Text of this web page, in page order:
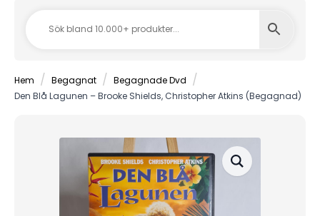
Hem Begagnat
Begagnade Dvd
Den Blå Lagunen – Brooke Shields, Christopher Atkins (Begagnad)